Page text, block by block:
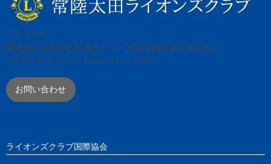
〒313-0061
茨城県常陸太田市中城町3210（常陸太田市商工会館内）
TEL:0294-73-0769 / FAX:0294-73-0831
お問い合わせ
ライオンズクラブ国際協会